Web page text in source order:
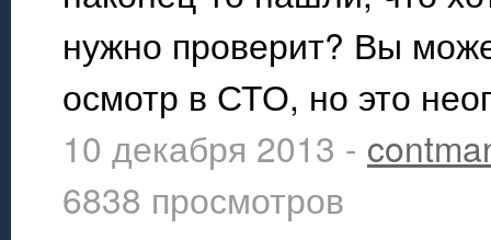
нужно проверит? Вы
осмотр в СТО, но это
10 декабря 2013 -
6838 просмотров